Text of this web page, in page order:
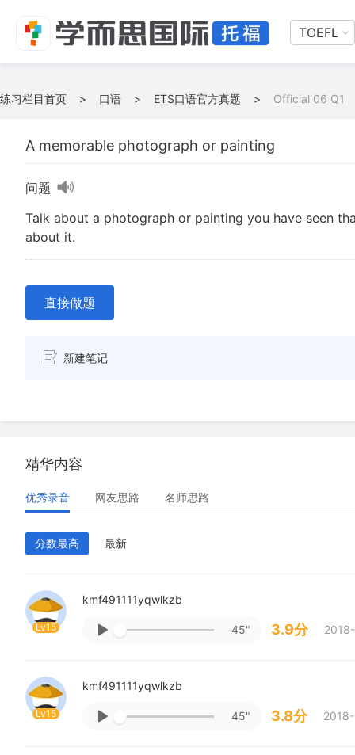
TOEFL
练习栏目首页 > 口语 > ETS口语官方真题 > Official 06 Q1
A memorable photograph or painting
问题
Talk about a photograph or painting you have seen
about it.
直接做题
新建笔记
精华内容
优秀录音 网友思路 名师思路
分数最高 最新
Lv15
kmf491111yqwlkzb
45" 3.9分
Lv15
kmf491111yqwlkzb
45" 3.8分